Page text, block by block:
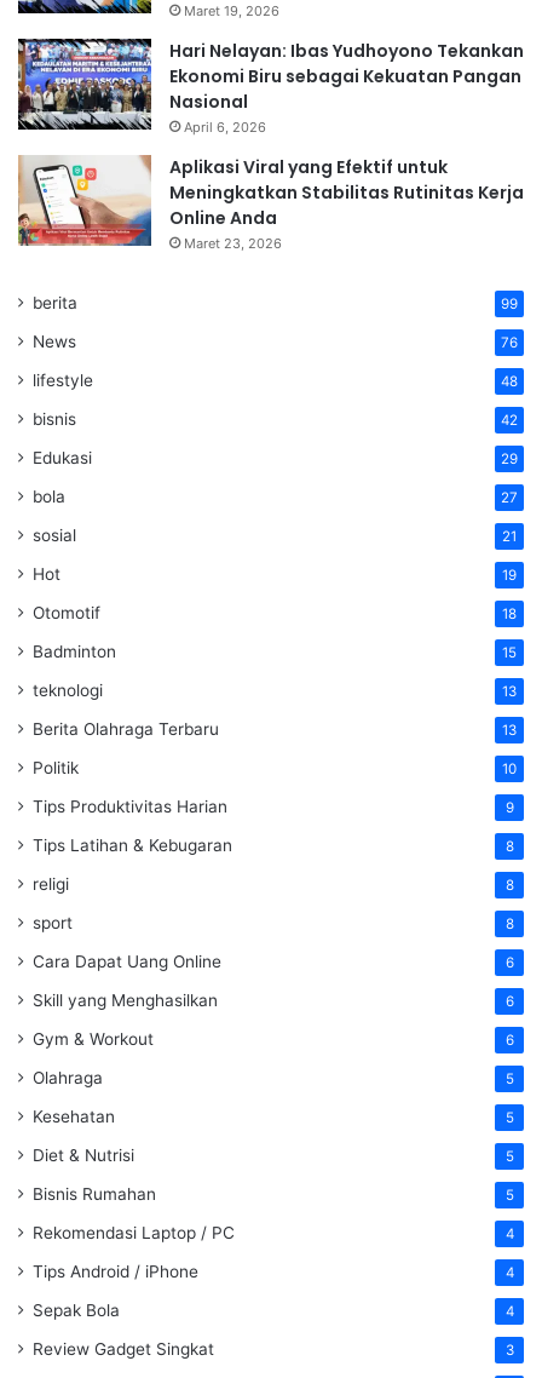
Maret 19, 2026
Hari Nelayan: Ibas Yudhoyono Tekankan
Ekonomi Biru sebagai Kekuatan Pangan
Nasional
April 6, 2026
Aplikasi Viral yang Efektif untuk
Meningkatkan Stabilitas Rutinitas Kerja
Online Anda
Maret 23, 2026
berita 99
News 76
lifestyle 48
bisnis 42
Edukasi 29
bola 27
sosial 21
Hot 19
Otomotif 18
Badminton 15
teknologi 13
Berita Olahraga Terbaru 13
Politik 10
Tips Produktivitas Harian 9
Tips Latihan & Kebugaran 8
religi 8
sport 8
Cara Dapat Uang Online 6
Skill yang Menghasilkan 6
Gym & Workout 6
Olahraga 5
Kesehatan 5
Diet & Nutrisi 5
Bisnis Rumahan 5
Rekomendasi Laptop / PC 4
Tips Android / iPhone 4
Sepak Bola 4
Review Gadget Singkat 3